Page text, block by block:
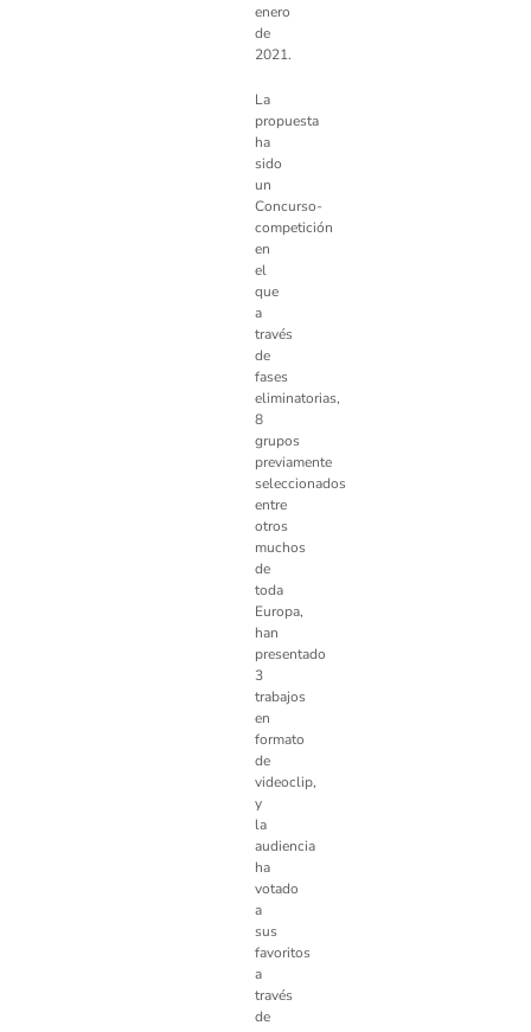
enero
de
2021.
La
propuesta
ha
sido
un
Concurso-
competición
en
el
que
a
través
de
fases
eliminatorias,
8
grupos
previamente
seleccionados
entre
otros
muchos
de
toda
Europa,
han
presentado
3
trabajos
en
formato
de
videoclip,
y
la
audiencia
ha
votado
a
sus
favoritos
a
través
de